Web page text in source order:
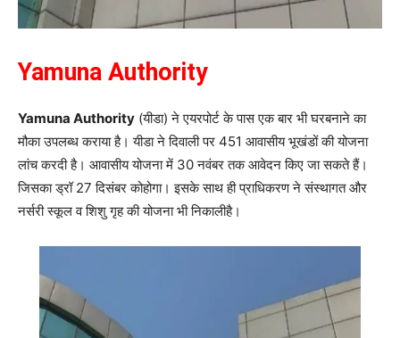
Yamuna Authority
Yamuna Authority (यीडा) ने एयरपोर्ट के पास एक बार भी घरबनाने का
मौका उपलब्ध कराया है। यीडा ने दिवाली पर 451 आवासीय भूखंडों की योजना
लांच करदी है। आवासीय योजना में 30 नवंबर तक आवेदन किए जा सकते हैं।
जिसका ड्रॉ 27 दिसंबर कोहोगा। इसके साथ ही प्राधिकरण ने संस्थागत और
नर्सरी स्कूल व शिशु गृह की योजना भी निकालीहै।